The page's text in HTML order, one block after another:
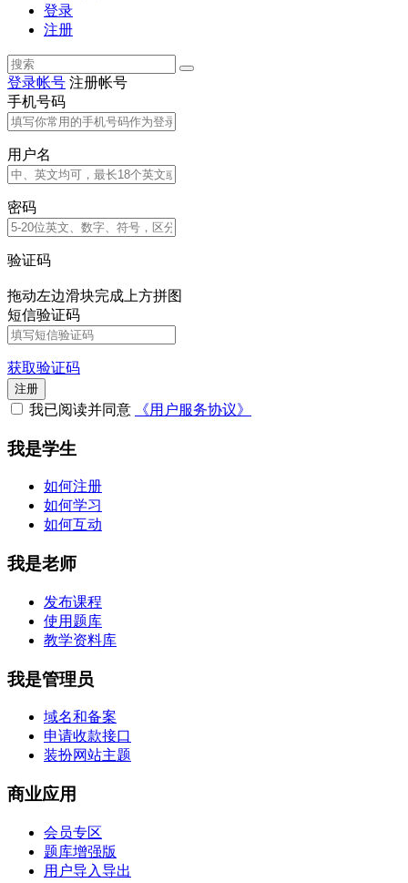
登录
注册
登录帐号 注册帐号
手机号码
用户名
密码
验证码
拖动左边滑块完成上方拼图
短信验证码
获取验证码
注册
我已阅读并同意 《用户服务协议》
我是学生
如何注册
如何学习
如何互动
我是老师
发布课程
使用题库
教学资料库
我是管理员
域名和备案
申请收款接口
装扮网站主题
商业应用
会员专区
题库增强版
用户导入导出